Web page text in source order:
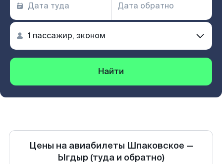
Найти
Цены на авиабилеты Шпаковское —
Ыгдыр (туда и обратно)